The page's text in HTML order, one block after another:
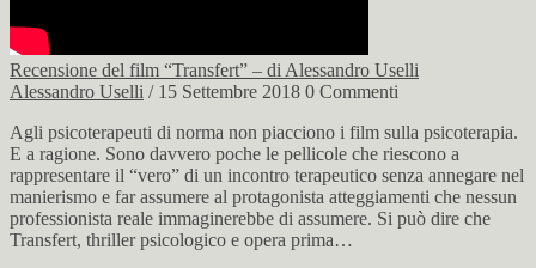
Recensione del film “Transfert” – di Alessandro Uselli
Alessandro Uselli / 15 Settembre 2018 0 Commenti
Agli psicoterapeuti di norma non piacciono i film sulla psicoterapia.
E a ragione. Sono davvero poche le pellicole che riescono a
rappresentare il “vero” di un incontro terapeutico senza annegare nel
manierismo e far assumere al protagonista atteggiamenti che nessun
professionista reale immaginerebbe di assumere. Si può dire che
Transfert, thriller psicologico e opera prima…